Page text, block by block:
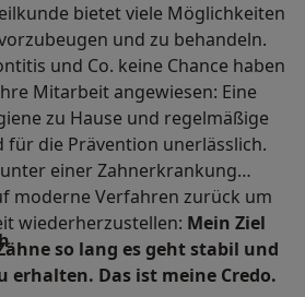
bietet viele Möglichkeiten
und zu behandeln.
und Co. keine Chance haben
Mitarbeit angewiesen: Eine
zu Hause und regelmäßige
die Prävention unerlässlich.
einer Zahnerkrankung
moderne Verfahren zurück um
wiederherzustellen: Mein Ziel
so lang es geht stabil und
Das ist meine Credo.